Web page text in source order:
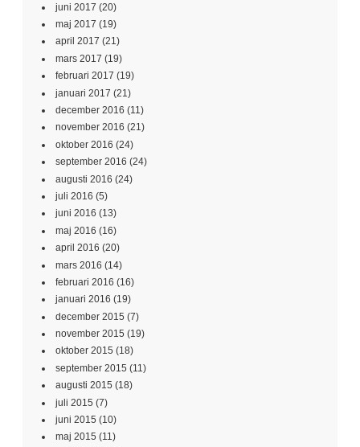
juni 2017 (20)
maj 2017 (19)
april 2017 (21)
mars 2017 (19)
februari 2017 (19)
januari 2017 (21)
december 2016 (11)
november 2016 (21)
oktober 2016 (24)
september 2016 (24)
augusti 2016 (24)
juli 2016 (5)
juni 2016 (13)
maj 2016 (16)
april 2016 (20)
mars 2016 (14)
februari 2016 (16)
januari 2016 (19)
december 2015 (7)
november 2015 (19)
oktober 2015 (18)
september 2015 (11)
augusti 2015 (18)
juli 2015 (7)
juni 2015 (10)
maj 2015 (11)